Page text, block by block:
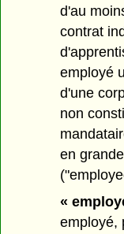
d'au
contrat
employé
d'une
non
en
«
employé,